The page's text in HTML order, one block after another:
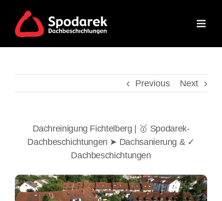
content
Previous Next
Dachreinigung Fichtelberg | 🥇 Spodarek-
Dachbeschichtungen ➤ Dachsanierung & ✓
Dachbeschichtungen